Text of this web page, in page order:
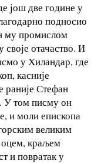
још две године у
подносио
му промислом
своје отачаство. И
у Хиландар, где
касније
раније Стефан
У том писму он
и моли епископа
великим
оцем, краљем
и повратак у